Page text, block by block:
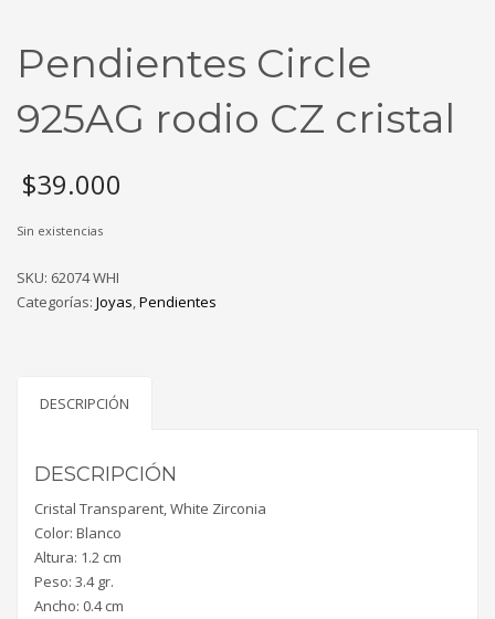
Pendientes Circle
925AG rodio CZ cristal
$39.000
Sin existencias
SKU: 62074 WHI
Categorías: Joyas,Pendientes
DESCRIPCIÓN
DESCRIPCIÓN
Cristal Transparent, White Zirconia
Color: Blanco
Altura: 1.2 cm
Peso: 3.4 gr.
Ancho: 0.4 cm